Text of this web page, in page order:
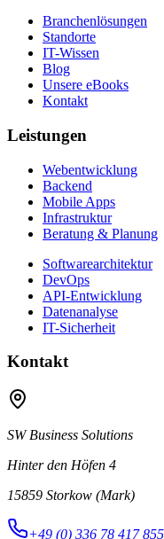
Branchenlösungen
Standorte
IT-Wissen
Blog
Unsere eBooks
Kontakt
Leistungen
Webentwicklung
Backend
Mobile Apps
Infrastruktur
Beratung & Planung
Softwarearchitektur
DevOps
API-Entwicklung
Datenanalyse
IT-Sicherheit
Kontakt
SW Business Solutions
Hinter den Höfen 4
15859 Storkow (Mark)
+49 (0) 336 78 417 855